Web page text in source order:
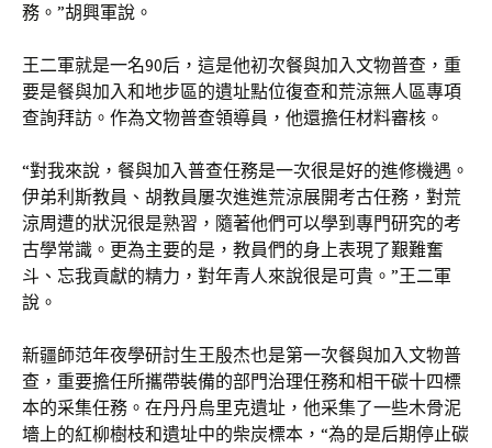
務。”胡興軍說。
王二軍就是一名90后，這是他初次餐與加入文物普查，重
要是餐與加入和地步區的遺址點位復查和荒涼無人區專項
查詢拜訪。作為文物普查領導員，他還擔任材料審核。
“對我來說，餐與加入普查任務是一次很是好的進修機遇。
伊弟利斯教員、胡教員屢次進進荒涼展開考古任務，對荒
涼周遭的狀況很是熟習，隨著他們可以學到專門研究的考
古學常識。更為主要的是，教員們的身上表現了艱難奮
斗、忘我貢獻的精力，對年青人來說很是可貴。”王二軍
說。
新疆師范年夜學研討生王殷杰也是第一次餐與加入文物普
查，重要擔任所攜帶裝備的部門治理任務和相干碳十四標
本的采集任務。在丹丹烏里克遺址，他采集了一些木骨泥
墻上的紅柳樹枝和遺址中的柴炭標本，“為的是后期停止碳